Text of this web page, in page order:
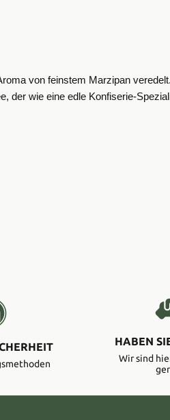
von feinstem Marzipan
der wie eine edle Konfiserie-
HABEN
Wir sind